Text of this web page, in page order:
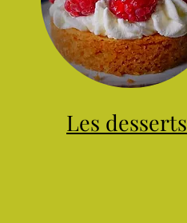
Les desserts